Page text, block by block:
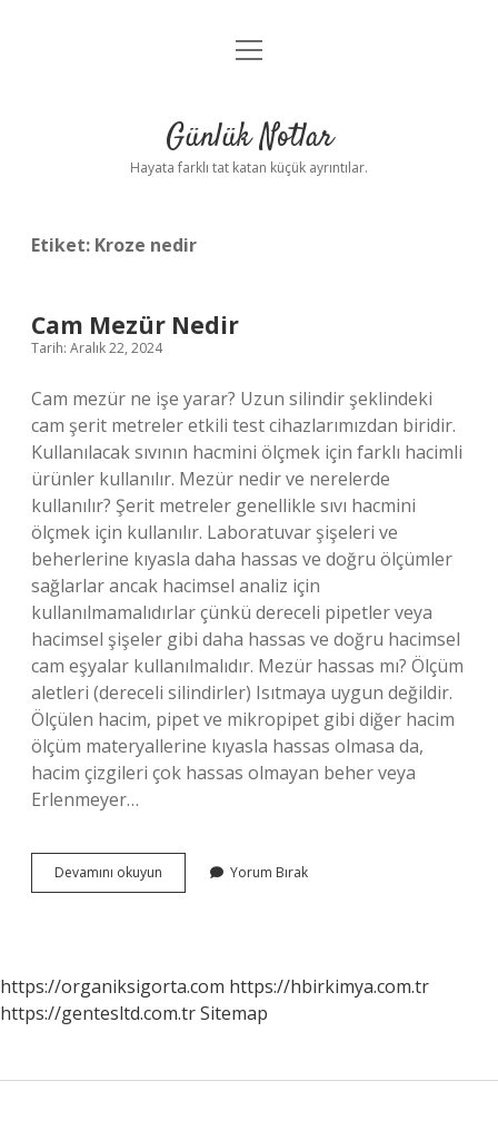
Anasayfa
Yasal Uyarı
menüyü
Günlük Notlar
Hayata farklı tat katan küçük ayrıntılar.
Etiket: Kroze nedir
Cam Mezür Nedir
Tarih: Aralık 22, 2024
Cam mezür ne işe yarar? Uzun silindir şeklindeki
cam şerit metreler etkili test cihazlarımızdan biridir.
Kullanılacak sıvının hacmini ölçmek için farklı hacimli
ürünler kullanılır. Mezür nedir ve nerelerde
kullanılır? Şerit metreler genellikle sıvı hacmini
ölçmek için kullanılır. Laboratuvar şişeleri ve
beherlerine kıyasla daha hassas ve doğru ölçümler
sağlarlar ancak hacimsel analiz için
kullanılmamalıdırlar çünkü dereceli pipetler veya
hacimsel şişeler gibi daha hassas ve doğru hacimsel
cam eşyalar kullanılmalıdır. Mezür hassas mı? Ölçüm
aletleri (dereceli silindirler) Isıtmaya uygun değildir.
Ölçülen hacim, pipet ve mikropipet gibi diğer hacim
ölçüm materyallerine kıyasla hassas olmasa da,
hacim çizgileri çok hassas olmayan beher veya
Erlenmeyer…
Devamını okuyun
Mezür
Yorum Bırak
https://organiksigorta.com https://hbirkimya.com.tr
https://gentesltd.com.trSitemap